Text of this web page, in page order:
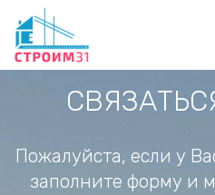
Пожалуйста, если у
заполните форму и